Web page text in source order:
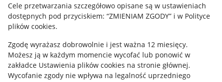
Cele przetwarzania szczegółowo opisane są w ustawieniach
dostępnych pod przyciskiem: “ZMIENIAM ZGODY” i w Polityce
plików cookies.
Zgodę wyrażasz dobrowolnie i jest ważna 12 miesięcy.
Możesz ją w każdym momencie wycofać lub ponowić w
zakładce Ustawienia plików cookies na stronie głównej.
Wycofanie zgody nie wpływa na legalność uprzedniego
Udostępnianie lokalizacji
Informacje dla Aktu o Usługach Cyfrowych
Pobierz aplikację